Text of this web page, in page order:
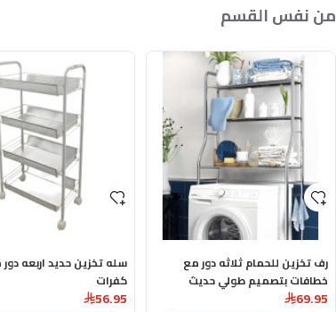
من نفس القسم
رف تخزين للحمام ثلاثه دور مع
خطافات بتصميم طولي حديث
69.95
سله تخزين حديد اربعه
كفرات
56.95